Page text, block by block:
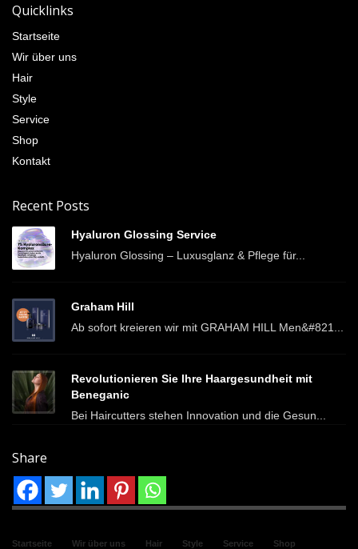
Quicklinks
Startseite
Wir über uns
Hair
Style
Service
Shop
Kontakt
Recent Posts
Hyaluron Glossing Service
Hyaluron Glossing – Luxusglanz & Pflege für...
Graham Hill
Ab sofort kreieren wir mit GRAHAM HILL Men&#821...
Revolutionieren Sie Ihre Haargesundheit mit
Beneganic
Bei Haircutters stehen Innovation und die Gesun...
Share
Startseite Wir über uns Hair Style Service Shop